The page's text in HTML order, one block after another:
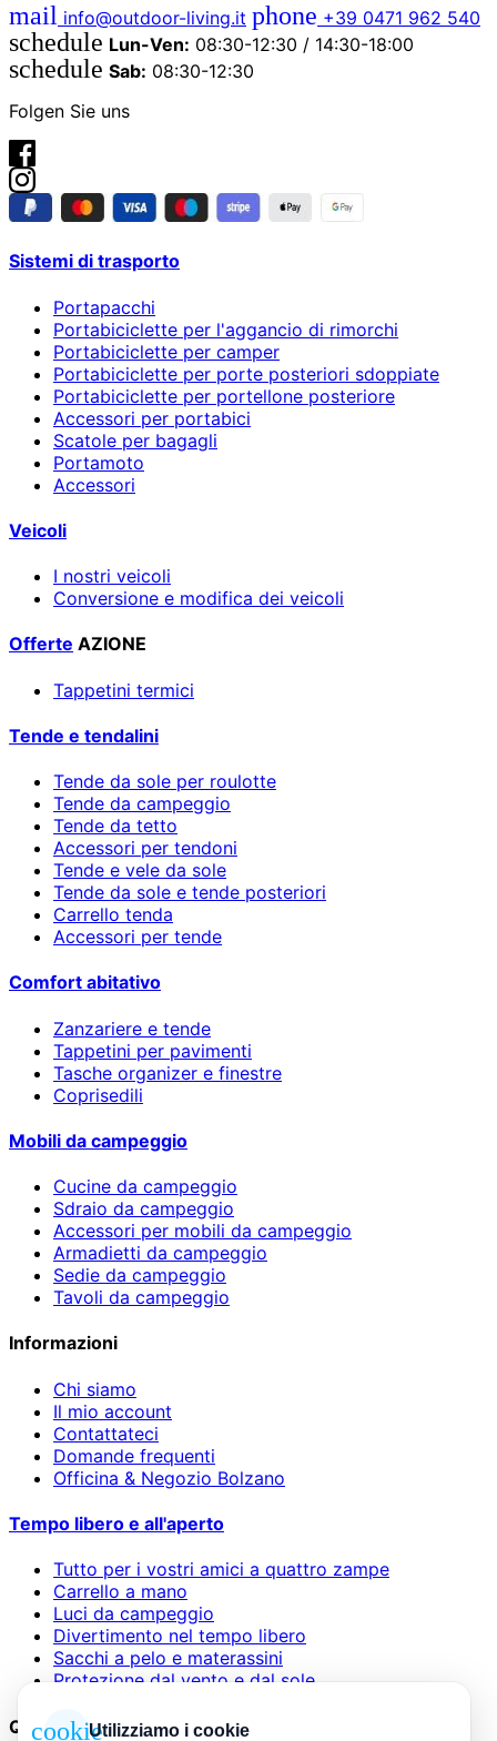
mail info@outdoor-living.it phone +39 0471 962 540
schedule Lun-Ven: 08:30-12:30 / 14:30-18:00
schedule Sab: 08:30-12:30
Folgen Sie uns
Sistemi di trasporto
Portapacchi
Portabiciclette per l'aggancio di rimorchi
Portabiciclette per camper
Portabiciclette per porte posteriori sdoppiate
Portabiciclette per portellone posteriore
Accessori per portabici
Scatole per bagagli
Portamoto
Accessori
Veicoli
I nostri veicoli
Conversione e modifica dei veicoli
Offerte AZIONE
Tappetini termici
Tende e tendalini
Tende da sole per roulotte
Tende da campeggio
Tende da tetto
Accessori per tendoni
Tende e vele da sole
Tende da sole e tende posteriori
Carrello tenda
Accessori per tende
Comfort abitativo
Zanzariere e tende
Tappetini per pavimenti
Tasche organizer e finestre
Coprisedili
Mobili da campeggio
Cucine da campeggio
Sdraio da campeggio
Accessori per mobili da campeggio
Armadietti da campeggio
Sedie da campeggio
Tavoli da campeggio
Informazioni
Chi siamo
Il mio account
Contattateci
Domande frequenti
Officina & Negozio Bolzano
Tempo libero e all'aperto
Tutto per i vostri amici a quattro zampe
Carrello a mano
Luci da campeggio
Divertimento nel tempo libero
Sacchi a pelo e materassini
Protezione dal vento e dal sole
Questioni legali
cookieUtilizziamo i cookie